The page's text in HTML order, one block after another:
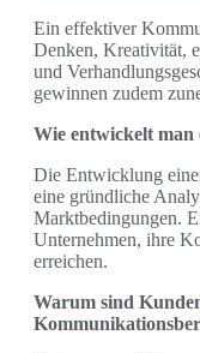
Ein effektiver
Denken, Kreativität,
und
gewinnen zudem
Wie entwickelt man
Die Entwicklung
eine gründliche
Marktbedingungen.
Unternehmen, ihre
erreichen.
Warum sind